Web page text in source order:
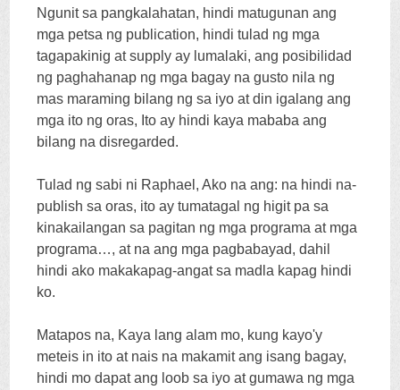
Ngunit sa pangkalahatan, hindi matugunan ang
mga petsa ng publication, hindi tulad ng mga
tagapakinig at supply ay lumalaki, ang posibilidad
ng paghahanap ng mga bagay na gusto nila ng
mas maraming bilang ng sa iyo at din igalang ang
mga ito ng oras, Ito ay hindi kaya mababa ang
bilang na disregarded.
Tulad ng sabi ni Raphael, Ako na ang: na hindi na-
publish sa oras, ito ay tumatagal ng higit pa sa
kinakailangan sa pagitan ng mga programa at mga
programa…, at na ang mga pagbabayad, dahil
hindi ako makakapag-angat sa madla kapag hindi
ko.
Matapos na, Kaya lang alam mo, kung kayo'y
meteis in ito at nais na makamit ang isang bagay,
hindi mo dapat ang loob sa iyo at gumawa ng mga